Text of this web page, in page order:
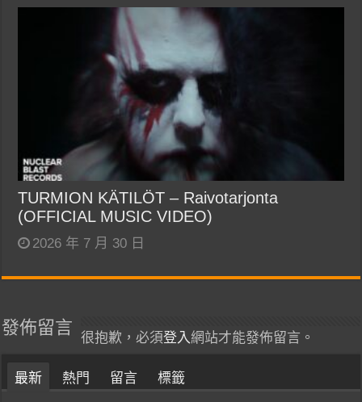
TURMION KÄTILÖT – Raivotarjonta
(OFFICIAL MUSIC VIDEO)
2026 年 7 月 30 日
發佈留言
很抱歉，必須登入網站才能發佈留言。
最新 熱門 留言 標籤